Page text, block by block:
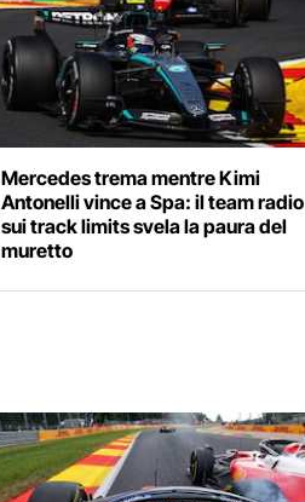
Mercedes trema mentre Kimi
Antonelli vince a Spa: il team radio
sui track limits svela la paura del
muretto